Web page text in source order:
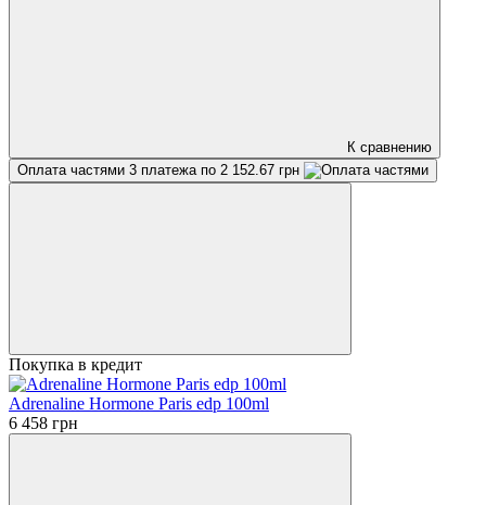
К сравнению
Оплата частями 3 платежа по 2 152.67 грн
Покупка в кредит
Adrenaline Hormone Paris edp 100ml
6 458 грн